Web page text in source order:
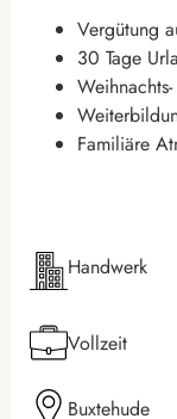
Handwerk
Vollzeit
Buxtehude
Vergütung
30 Tage
Familiäre